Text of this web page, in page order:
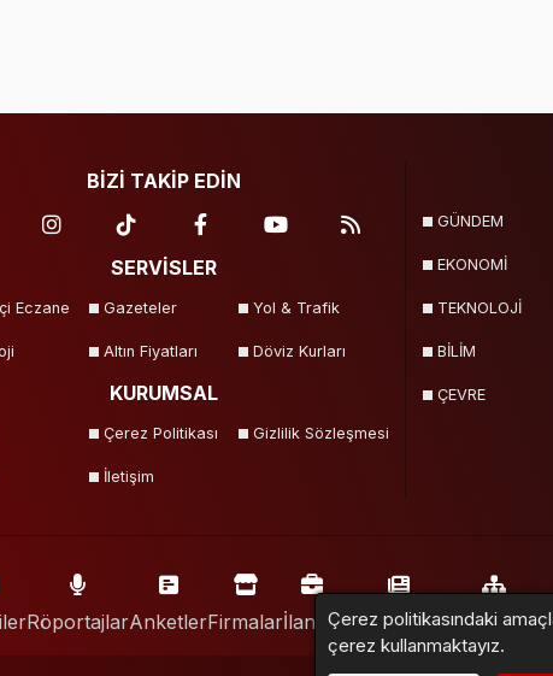
BİZİ TAKİP EDİN
SERVİSLER
Eczane Gazeteler Yol & Trafik
Altın Fiyatları Döviz Kurları
KURUMSAL
Çerez Politikası Gizlilik Sözleşmesi
İletişim
GÜNDEM
EKONOMİ
TEKNOLOJİ
BİLİM
ÇEVRE
RöportajlarAnketlerFirmalarİlanlarResmi İlanlarSitemap
Çerez politikasındaki
çerez kullanmaktayız.